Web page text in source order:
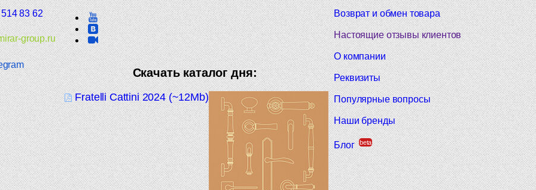
Возврат и обмен товара
Настоящие отзывы клиентов
О компании
Реквизиты
Популярные вопросы
Наши бренды
Блог beta
Скачать каталог дня:
Fratelli Cattini 2024 (~12Mb)
83 62
group.ru